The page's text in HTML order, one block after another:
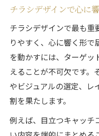
チラシデザイ
ポスティング
チラシ作成で
テンプレート
効果的なデザ
失敗例から学ぶチ
チラシデザイ
チラシデザインで心に
チラシデザインで最も重
りやすく、心に響く形で
を動かすには、ターゲ
えることが不可欠です。
やビジュアルの選定、レ
割を果たします。
例えば、目立つキャッチ